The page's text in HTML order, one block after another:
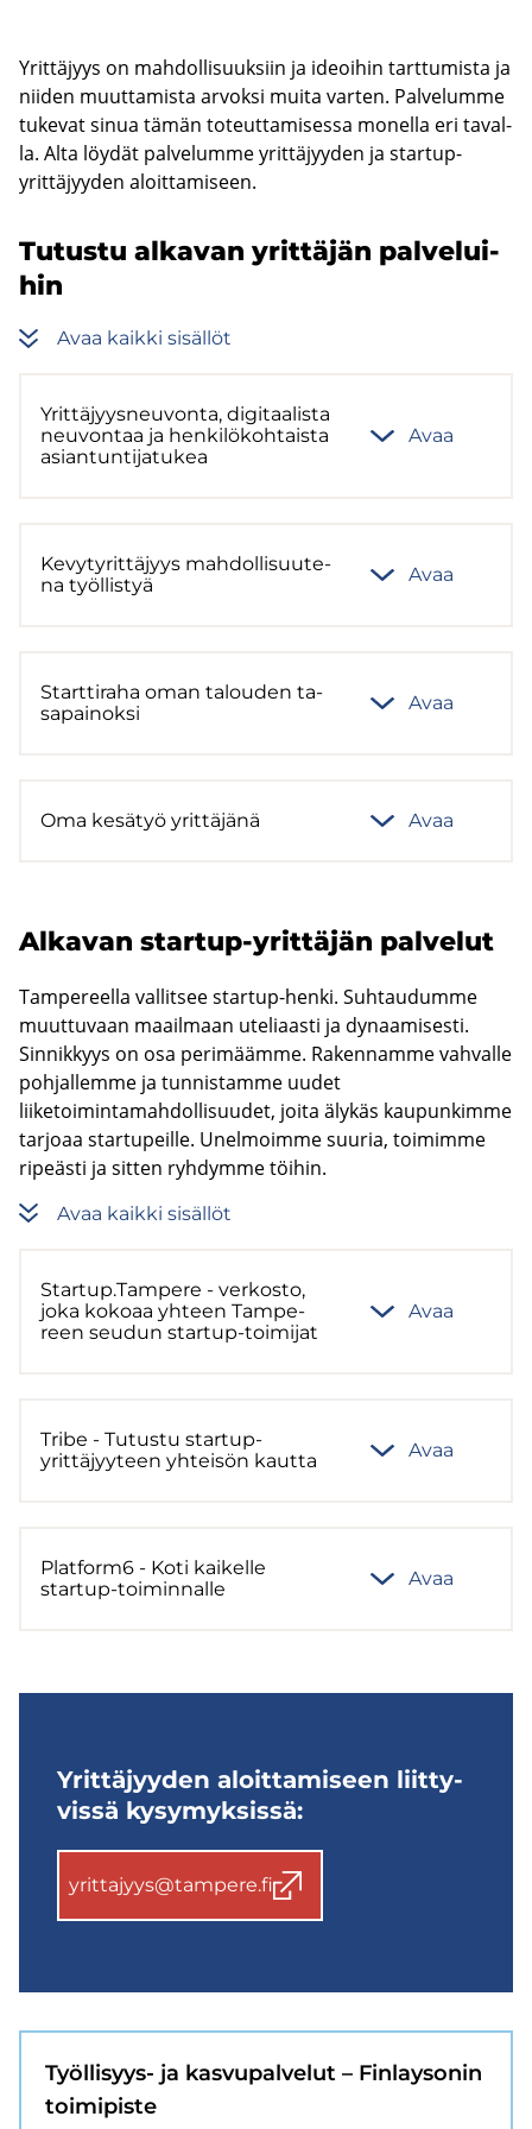
Yrit­tä­jyys on mah­dol­li­suuk­siin ja ideoi­hin tart­tu­mis­ta ja
nii­den muut­ta­mis­ta ar­vok­si muita var­ten. Pal­ve­lum­me
tu­ke­vat sinua tämän to­teut­ta­mi­ses­sa mo­nel­la eri ta­val­
la. Alta löy­dät pal­ve­lum­me yrit­tä­jyy­den ja startup-​
yrittäjyyden aloit­ta­mi­seen.
Tu­tus­tu al­ka­van yrit­tä­jän pal­ve­lui­
hin
Avaa kaik­ki si­säl­löt
Yrit­tä­jyys­neu­von­ta, di­gi­taa­lis­ta
neu­von­taa ja hen­ki­lö­koh­tais­ta
asian­tun­ti­ja­tu­kea
Avaa
Ke­vy­ty­rit­tä­jyys mah­dol­li­suu­te­
na työl­lis­tyä
Avaa
Start­ti­ra­ha oman ta­lou­den ta­
sa­pai­nok­si
Avaa
Oma ke­sä­työ yrit­tä­jä­nä Avaa
Al­ka­van startup-​yrittäjän pal­ve­lut
Tampereella vallitsee startup-henki. Suhtaudumme
muuttuvaan maailmaan uteliaasti ja dynaamisesti.
Sinnikkyys on osa perimäämme. Rakennamme vahvalle
pohjallemme ja tunnistamme uudet
liiketoimintamahdollisuudet, joita älykäs kaupunkimme
tarjoaa startupeille. Unelmoimme suuria, toimimme
ripeästi ja sitten ryhdymme töihin.
Avaa kaik­ki si­säl­löt
Star­tup.Tam­pe­re - ver­kos­to,
joka ko­ko­aa yh­teen Tam­pe­
reen seu­dun startup-​toimijat
Avaa
Tribe - Tu­tus­tu startup-​
yrittäjyyteen yh­tei­sön kaut­ta
Avaa
Plat­form6 - Koti kai­kel­le
startup-​toiminnalle
Avaa
Yrit­tä­jyy­den aloit­ta­mi­seen liit­ty­
vis­sä ky­sy­myk­sis­sä:
yrit­ta­jyys@tam­pe­re.fi
Työllisyys-​ ja kas­vu­pal­ve­lut – Fin­lay­so­nin
toi­mi­pis­te